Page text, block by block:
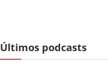
Últimos podcasts